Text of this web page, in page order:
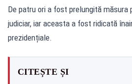
De patru ori a fost prelungită măsura
judiciar, iar aceasta a fost ridicată
prezidențiale.
CITEȘTE ȘI